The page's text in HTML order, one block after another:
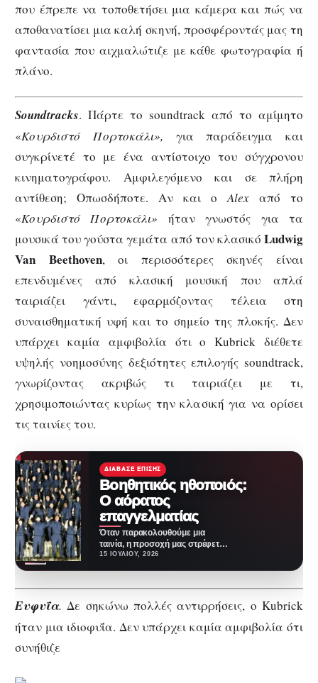
που έπρεπε να τοποθετήσει μια κάμερα και πώς να
αποθανατίσει μια καλή σκηνή, προσφέροντάς μας τη
φαντασία που αιχμαλώτιζε με κάθε φωτογραφία ή
πλάνο.
Soundtracks. Πάρτε το soundtrack από το αμίμητο
«Κουρδιστό Πορτοκάλι», για παράδειγμα και
συγκρίνετέ το με ένα αντίστοιχο του σύγχρονου
κινηματογράφου. Αμφιλεγόμενο και σε πλήρη
αντίθεση; Οπωσδήποτε. Αν και οAlex από το
«Κουρδιστό Πορτοκάλι» ήταν γνωστός για τα
μουσικά του γούστα γεμάτα από τον κλασικό Ludwig
Van Beethoven, οι περισσότερες σκηνές είναι
επενδυμένες από κλασική μουσική που απλά
ταιριάζει γάντι, εφαρμόζοντας τέλεια στη
συναισθηματική υφή και το σημείο της πλοκής. Δεν
υπάρχει καμία αμφιβολία ότι ο Kubrick διέθετε
υψηλής νοημοσύνης δεξιότητες επιλογής soundtrack,
γνωρίζοντας ακριβώς τι ταιριάζει με τι,
χρησιμοποιώντας κυρίως την κλασική για να ορίσει
τις ταινίες του.
ΔΙΆΒΑΣΕ ΕΠΊΣΗΣ
Βοηθητικός ηθοποιός:
Ο αόρατος
επαγγελματίας
Όταν παρακολουθούμε μια
ταινία, η προσοχή μας στρέφεται
σχεδόν πάντα στους
15 ΙΟΥΛΊΟΥ, 2026
Ευφυΐα. Δε σηκώνω πολλές αντιρρήσεις, ο Kubrick
ήταν μια ιδιοφυΐα. Δεν υπάρχει καμία αμφιβολία ότι
συνήθιζε